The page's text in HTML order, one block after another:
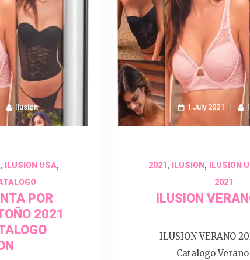
Ilusion
, ILUSION USA,
POR
2021
1 July 2021
2021, ILUSION, ILUSION
2021
ILUSION
ILUSION VERANO
Catalogo Verano